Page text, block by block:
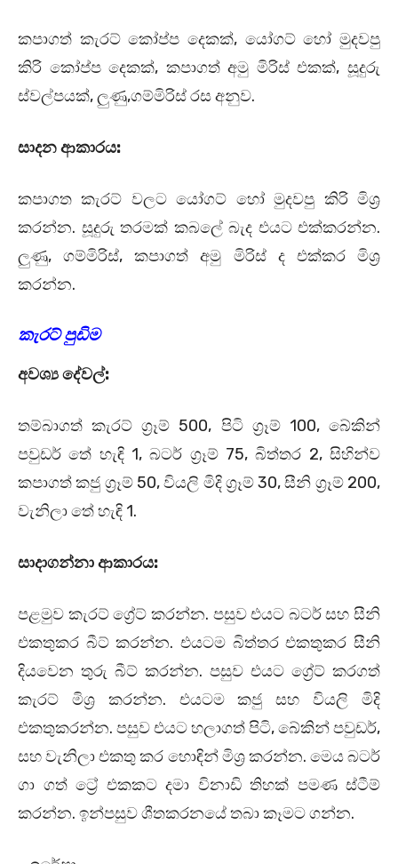
කපාගත් කැරට් කෝප්ප දෙකක්, යෝගට් හෝ මුදවපු
කිරි කෝප්ප දෙකක්, කපාගත් අමු මිරිස් එකක්, සූදුරු
ස්වල්පයක්, ලුණු,ගම්මිරිස් රස අනුව.
සාදන ආකාරය:
කපාගත කැරට් වලට යෝගට් හෝ මුදවපු කිරි මිශ්‍ර
කරන්න. සූදුරු තරමක් කබලේ බැද එයට එක්කරන්න.
ලුණු, ගම්මිරිස්, කපාගත් අමු මිරිස් ද එක්කර මිශ්‍ර
කරන්න.
කැරට් පුඩිම
අවශ්‍ය දේවල්:
තම්බාගත් කැරට් ග්‍රෑම් 500, පිටි ග්‍රෑම් 100, බේකින්
පවුඩර් තේ හැඳි 1, බටර් ග්‍රෑම් 75, බිත්තර 2, සිහින්ව
කපාගත් කජු ග්‍රෑම් 50, වියලි මිදි ග්‍රෑම් 30, සීනි ග්‍රෑම් 200,
වැනිලා තේ හැඳි 1.
සාදාගන්නා ආකාරය:
පළමුව කැරට් ග්‍රේට් කරන්න. පසුව එයට බටර් සහ සීනි
එකතුකර බීට් කරන්න. එයටම බිත්තර එකතුකර සීනි
දියවෙන තුරු බීට් කරන්න. පසුව එයට ග්‍රේට් කරගත්
කැරට් මිශ්‍ර කරන්න. එයටම කජු සහ වියලි මිදි
එකතුකරන්න. පසුව එයට හලාගත් පිටි, බේකින් පවුඩර්,
සහ වැනිලා එකතු කර හොඳින් මිශ්‍ර කරන්න. මෙය බටර්
ගා ගත් ට්‍රේ එකකට දමා විනාඩි තිහක් පමණ ස්ටීම්
කරන්න. ඉන්පසුව ශීතකරනයේ තබා කෑමට ගන්න.